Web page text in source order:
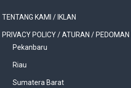
TENTANG KAMI / IKLAN
PRIVACY POLICY / ATURAN / PEDOMAN
Pekanbaru
Riau
Sumatera Barat